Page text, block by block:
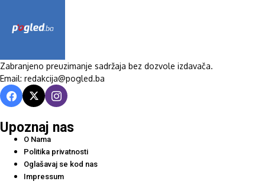
Zabranjeno preuzimanje sadržaja bez dozvole izdavača.
Email: redakcija@pogled.ba
Upoznaj nas
O Nama
Politika privatnosti
Oglašavaj se kod nas
Impressum